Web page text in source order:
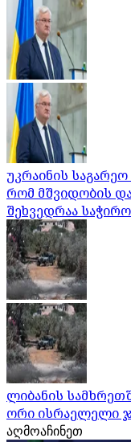
უკრაინის
რომ მშვიდობის
შეხვედრაა საჭირო
ლიბანის
ორი ისრაელელი
აღმოაჩინეთ